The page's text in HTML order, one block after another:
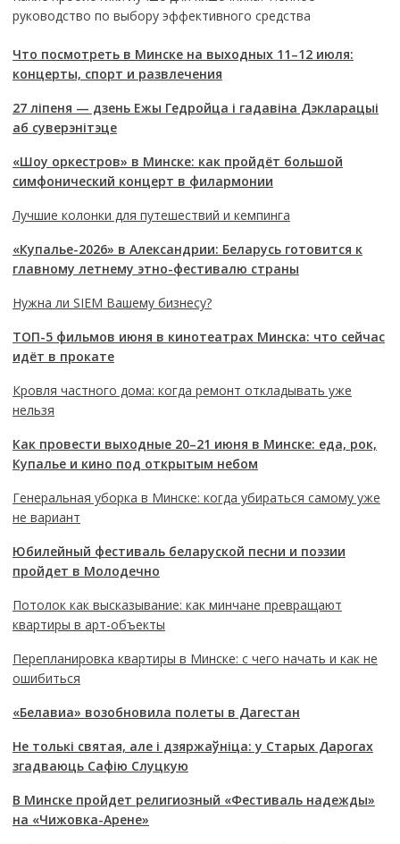
руководство по выбору эффективного средства
Что посмотреть в Минске на выходных 11–12 июля:
концерты, спорт и развлечения
27 ліпеня — дзень Ежы Гедройца і гадавіна Дэкларацыі
аб суверэнітэце
«Шоу оркестров» в Минске: как пройдёт большой
симфонический концерт в филармонии
Лучшие колонки для путешествий и кемпинга
«Купалье-2026» в Александрии: Беларусь готовится к
главному летнему этно-фестивалю страны
Нужна ли SIEM Вашему бизнесу?
ТОП-5 фильмов июня в кинотеатрах Минска: что сейчас
идёт в прокате
Кровля частного дома: когда ремонт откладывать уже
нельзя
Как провести выходные 20–21 июня в Минске: еда, рок,
Купалье и кино под открытым небом
Генеральная уборка в Минске: когда убираться самому уже
не вариант
Юбилейный фестиваль беларуской песни и поэзии
пройдет в Молодечно
Потолок как высказывание: как минчане превращают
квартиры в арт-объекты
Перепланировка квартиры в Минске: с чего начать и как не
ошибиться
«Белавиа» возобновила полеты в Дагестан
Не толькі святая, але і дзяржаўніца: у Старых Дарогах
згадваюць Сафію Слуцкую
В Минске пройдет религиозный «Фестиваль надежды»
на «Чижовка-Арене»